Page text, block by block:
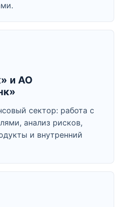
и АО
сектор: работа с
анализ рисков,
и внутренний